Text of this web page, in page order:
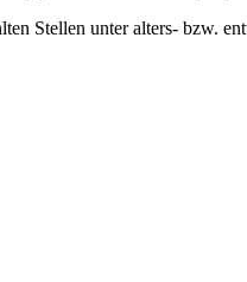
Stellen unter alters- bzw.